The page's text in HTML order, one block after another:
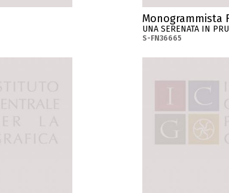
Monogrammista
UNA SERENATA IN
S-FN36665